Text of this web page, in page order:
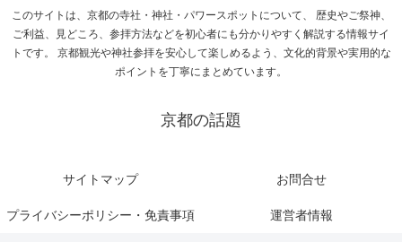
このサイトは、京都の寺社・神社・パワースポットについて、 歴史やご祭神、
ご利益、見どころ、参拝方法などを初心者にも分かりやすく解説する情報サイ
トです。 京都観光や神社参拝を安心して楽しめるよう、文化的背景や実用的な
ポイントを丁寧にまとめています。
京都の話題
サイトマップ お問合せ
プライバシーポリシー・免責事項 運営者情報